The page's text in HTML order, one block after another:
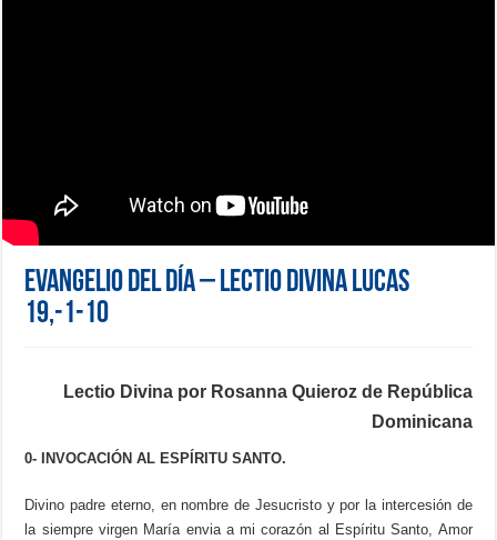
Evangelio del día – Lectio Divina Lucas
19,-1-10
Lectio Divina por Rosanna Quieroz de República
Dominicana
0- INVOCACIÓN AL ESPÍRITU SANTO.
Divino padre eterno, en nombre de Jesucristo y por la intercesión de
la siempre virgen María envia a mi corazón al Espíritu Santo, Amor